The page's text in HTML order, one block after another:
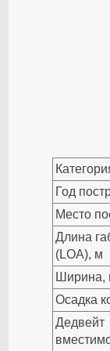
Год
Место
Длина
(LOA), м
Ширина,
Осадка
Дедвейт